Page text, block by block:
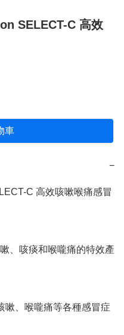
SELECT-C 高效
車
−
C 高效咳嗽喉痛感冒
、咳痰和喉嚨痛的特效產
嗽、喉嚨痛等各種感冒症